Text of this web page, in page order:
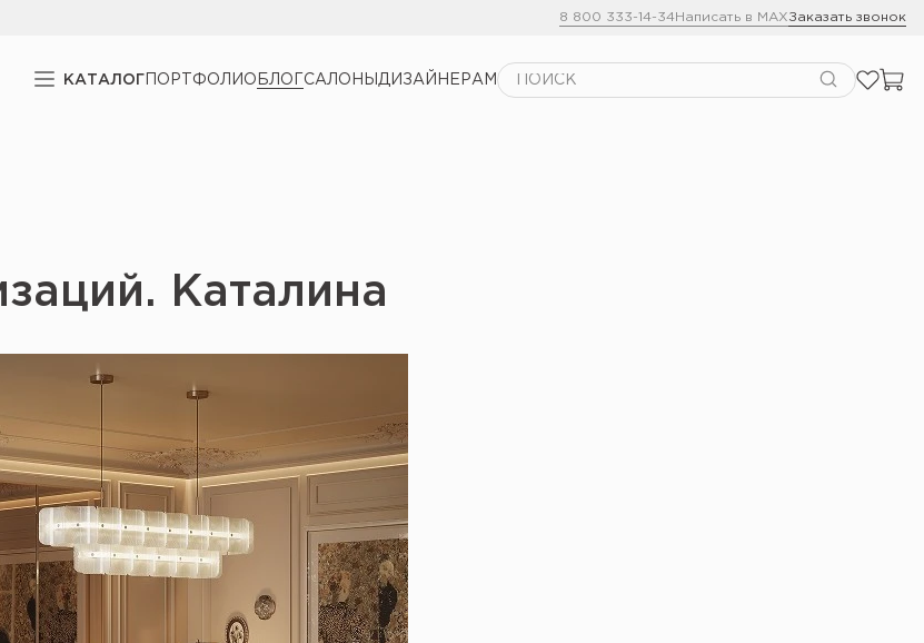
8 800 333-14-34Написать в MAXЗаказать звонок
КАТАЛОГ ПОРТФОЛИО БЛОГСАЛОНЫ ДИЗАЙНЕРАМ
Каталина